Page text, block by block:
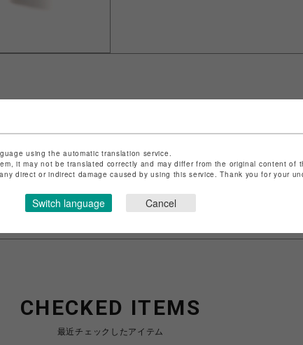
など法令に基づく表記はこちら
い合わせはこちら
CHECKED ITEMS
最近チェックしたアイテム
using the automatic translation service.
it may not be translated correctly and may differ from the original content of
direct or indirect damage caused by using this service. Thank you for your
Switch language Cancel